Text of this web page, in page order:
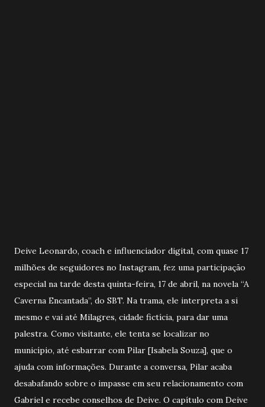
Deive Leonardo, coach e influenciador digital, com quase 17
milhões de seguidores no Instagram, fez uma participação
especial na tarde desta quinta-feira, 17 de abril, na novela “A
Caverna Encantada”, do SBT. Na trama, ele interpreta a si
mesmo e vai até Milagres, cidade fictícia, para dar uma
palestra. Como visitante, ele tenta se localizar no
município, até esbarrar com Pilar [Isabela Souza], que o
ajuda com informações. Durante a conversa, Pilar acaba
desabafando sobre o impasse em seu relacionamento com
Gabriel e recebe conselhos de Deive. O capítulo com Deive